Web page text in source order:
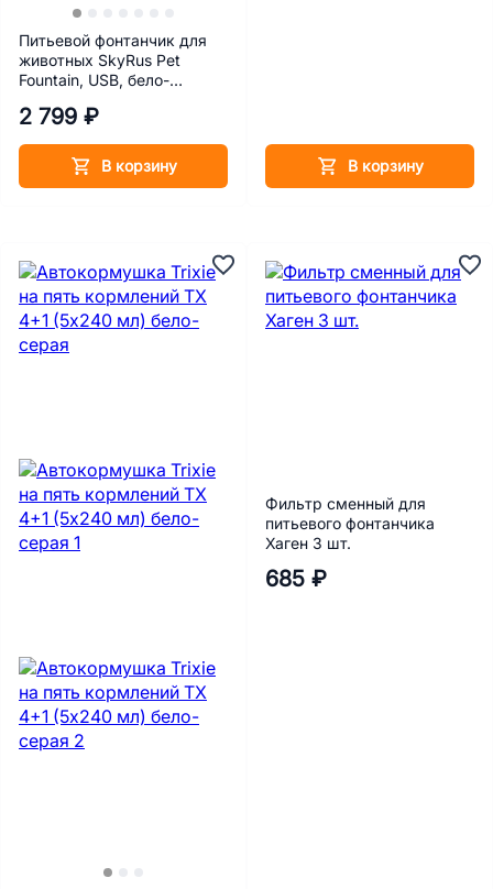
Питьевой фонтанчик для
животных SkyRus Pet
Fountain, USB, бело-
2 799 ₽
В корзину В корзину
Фильтр сменный для
питьевого фонтанчика
Хаген 3 шт.
685 ₽